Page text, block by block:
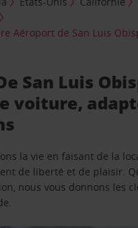
Aéroport de San Luis
San Luis
voiture,
la vie en faisant de la
de liberté et de plaisir.
nous vous donnons les